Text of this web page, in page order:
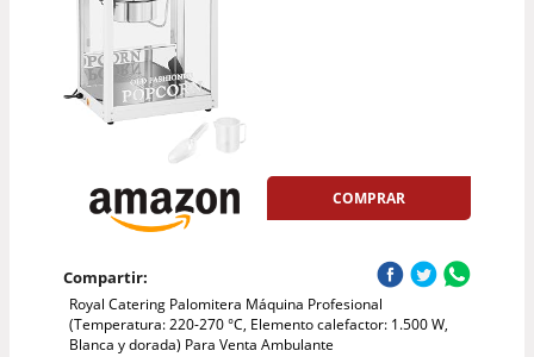
COMPRAR
Compartir:
Royal Catering Palomitera Máquina Profesional
(Temperatura: 220-270 °C, Elemento calefactor: 1.500 W,
Blanca y dorada) Para Venta Ambulante